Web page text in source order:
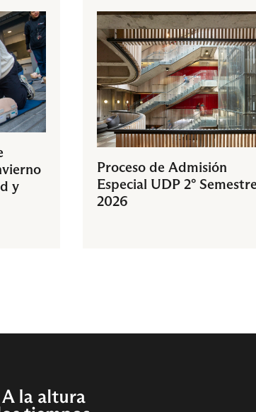
y
Proceso de Admisión
Especial UDP 2°
2026